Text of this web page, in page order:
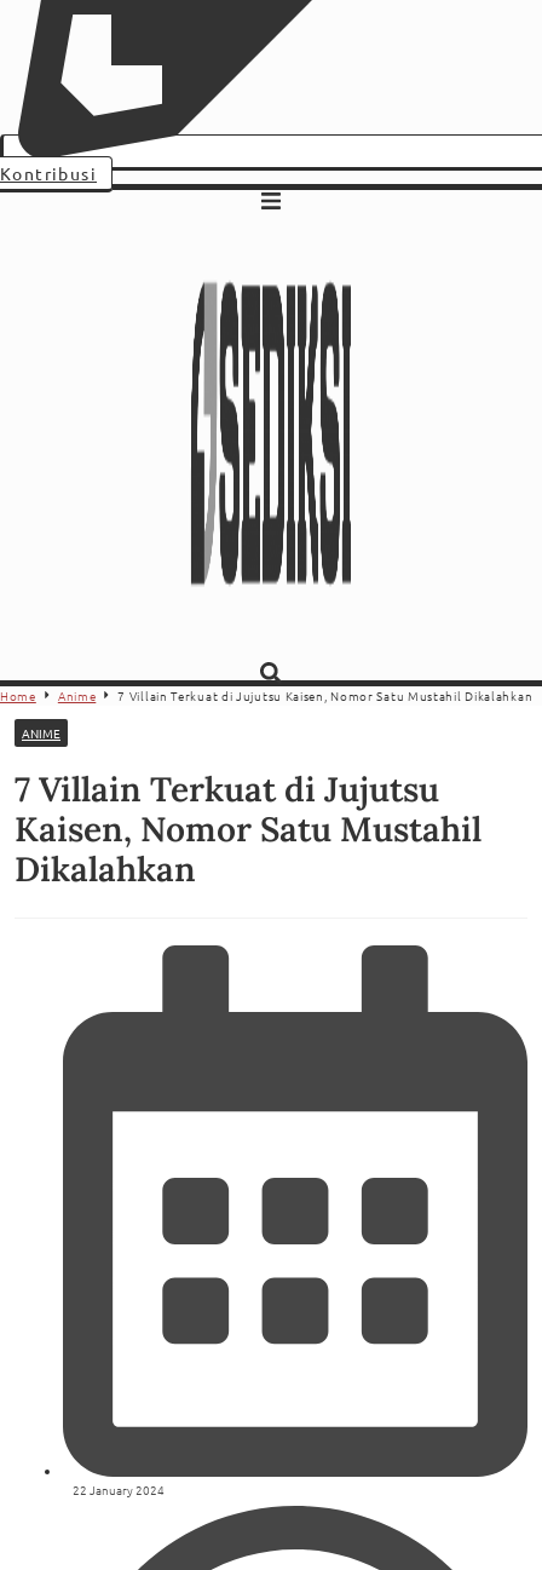
Kontribusi
Home Anime 7 Villain Terkuat di Jujutsu Kaisen, Nomor Satu Mustahil Dikalahkan
ANIME
7 Villain Terkuat di Jujutsu
Kaisen, Nomor Satu Mustahil
Dikalahkan
22 January 2024